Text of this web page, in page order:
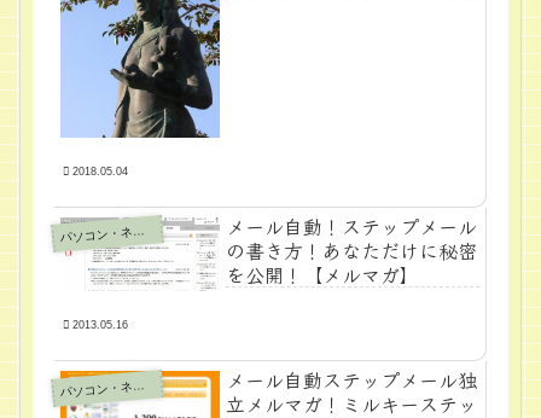
2018.05.04
パ
ソコン・ネット
メール自動！ステップメール
の書き方！あなただけに秘密
を公開！【メルマガ】
2013.05.16
パ
ソコン・ネット
メール自動ステップメール独
立メルマガ！ミルキーステッ